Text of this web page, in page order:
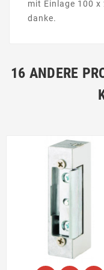
mit Einlage 100
danke.
16 ANDERE